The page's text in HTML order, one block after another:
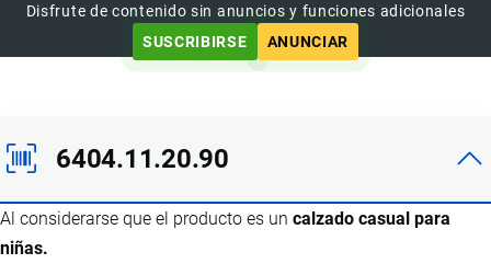
Disfrute de contenido sin anuncios y funciones adicionales
SUSCRIBIRSE
ANUNCIAR
6404.11.20.90
Al considerarse que el producto es un calzado casual para
niñas.